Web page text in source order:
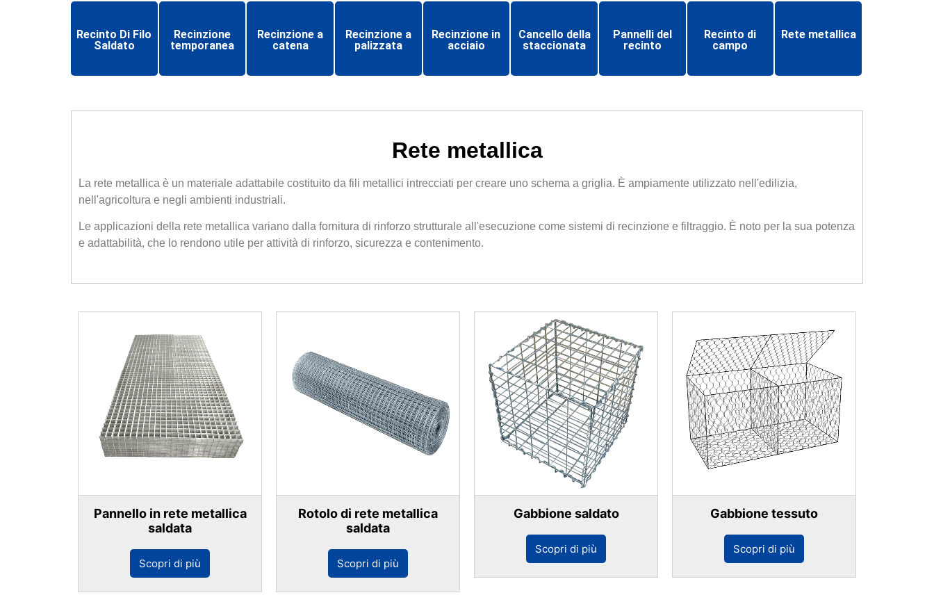
Recinto Di Filo
Saldato
Recinzione
temporanea
Recinzione a
catena
Recinzione a
palizzata
Recinzione in
acciaio
Cancello della
staccionata
Pannelli del
recinto
Recinto di
campo
Rete metallica
Rete metallica
La rete metallica è un materiale adattabile costituito da fili metallici intrecciati per creare uno schema a griglia. È ampiamente utilizzato nell'edilizia,
nell'agricoltura e negli ambienti industriali.
Le applicazioni della rete metallica variano dalla fornitura di rinforzo strutturale all'esecuzione come sistemi di recinzione e filtraggio. È noto per la sua potenza
e adattabilità, che lo rendono utile per attività di rinforzo, sicurezza e contenimento.
Pannello in rete metallica
saldata
Scopri di più
Rotolo di rete metallica
saldata
Scopri di più
Gabbione saldato
Scopri di più
Gabbione tessuto
Scopri di più